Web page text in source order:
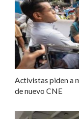
Activistas piden a
de nuevo CNE